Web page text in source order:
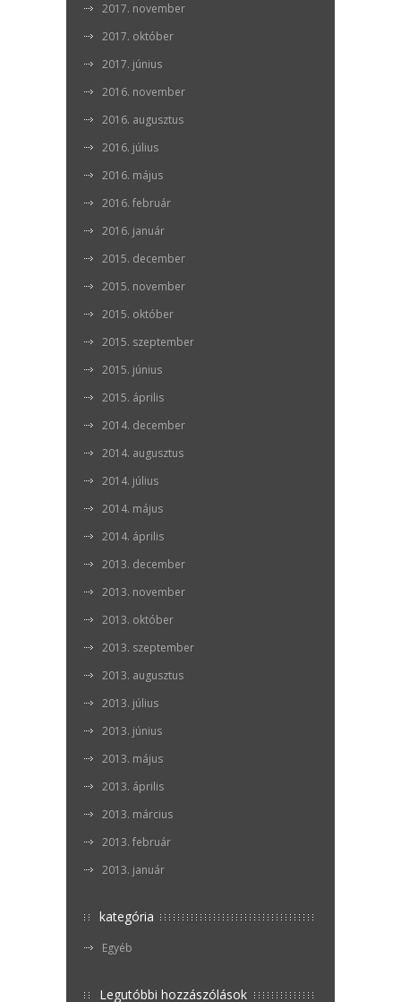
2017. november
2017. október
2017. június
2016. november
2016. augusztus
2016. július
2016. május
2016. február
2016. január
2015. december
2015. november
2015. október
2015. szeptember
2015. június
2015. április
2014. december
2014. augusztus
2014. július
2014. május
2014. április
2013. december
2013. november
2013. október
2013. szeptember
2013. augusztus
2013. július
2013. június
2013. május
2013. április
2013. március
2013. február
2013. január
kategória
Egyéb
Legutóbbi hozzászólások